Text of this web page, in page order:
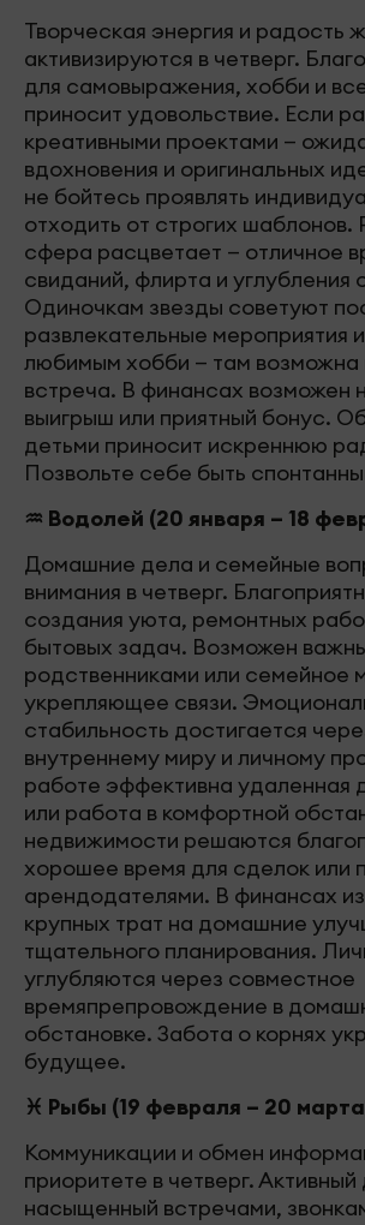
Творческая энергия и радость
активизируются в четверг.
для самовыражения, хобби и
приносит удовольствие. Если
креативными проектами —
вдохновения и оригинальных
не бойтесь проявлять
отходить от строгих шаблонов.
сфера расцветает — отличное
свиданий, флирта и углубления
Одиночкам звезды советуют
развлекательные мероприятия
любимым хобби — там возможна
встреча. В финансах возможен
выигрыш или приятный бонус.
детьми приносит искреннюю
Позвольте себе быть
♒ Водолей (20 января – 18
Домашние дела и семейные
внимания в четверг.
создания уюта, ремонтных
бытовых задач. Возможен
родственниками или семейное
укрепляющее связи.
стабильность достигается
внутреннему миру и личному
работе эффективна удаленная
или работа в комфортной
недвижимости решаются
хорошее время для сделок или
арендодателями. В финансах
крупных трат на домашние
тщательного планирования.
углубляются через совместное
времяпрепровождение в
обстановке. Забота о корнях
будущее.
♓ Рыбы (19 февраля – 20
Коммуникации и обмен
приоритете в четверг. Активный
насыщенный встречами,